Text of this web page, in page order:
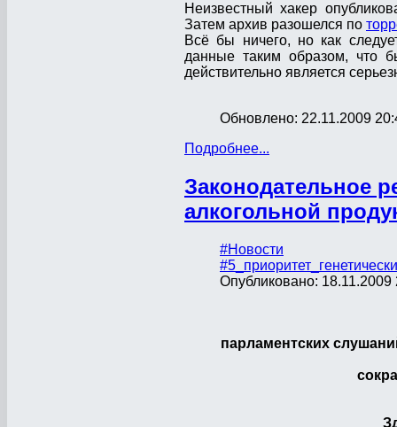
Неизвестный хакер
Затем архив разошелся по
Всё бы ничего, но как
данные таким образом, что
действительно является
Обновлено: 22.11.2009
Подробнее...
Законодательное
алкогольной
#Новости
Опубликовано: 18.11.2009
парламентских